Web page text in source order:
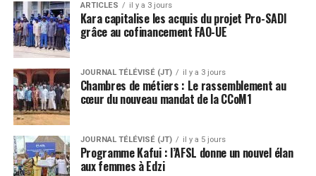
ARTICLES il y a 3 jours
Kara capitalise les acquis du projet Pro-SADI
grâce au cofinancement FAO-UE
JOURNAL TÉLÉVISÉ (JT) il y a 3 jours
Chambres de métiers : Le rassemblement au
cœur du nouveau mandat de la CCoM1
JOURNAL TÉLÉVISÉ (JT) il y a 5 jours
Programme Kafui : l’AFSL donne un nouvel élan
aux femmes à Edzi